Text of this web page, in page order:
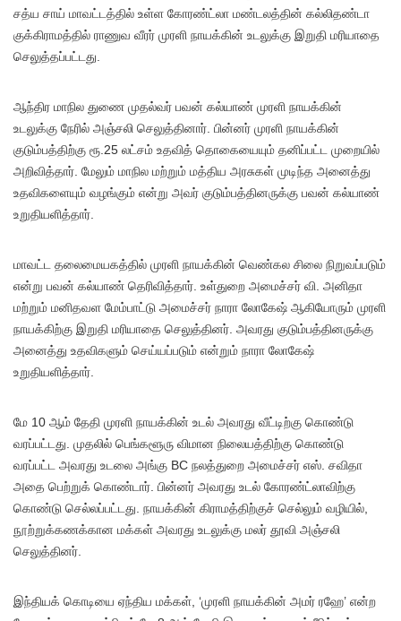
சத்ய சாய் மாவட்டத்தில் உள்ள கோரண்ட்லா மண்டலத்தின் கல்லிதண்டா
குக்கிராமத்தில் ராணுவ வீரர் முரளி நாயக்கின் உடலுக்கு இறுதி மரியாதை
செலுத்தப்பட்டது.
ஆந்திர மாநில துணை முதல்வர் பவன் கல்யாண் முரளி நாயக்கின்
உடலுக்கு நேரில் அஞ்சலி செலுத்தினார். பின்னர் முரளி நாயக்கின்
குடும்பத்திற்கு ரூ.25 லட்சம் உதவித் தொகையையும் தனிப்பட்ட முறையில்
அறிவித்தார். மேலும் மாநில மற்றும் மத்திய அரசுகள் முடிந்த அனைத்து
உதவிகளையும் வழங்கும் என்று அவர் குடும்பத்தினருக்கு பவன் கல்யாண்
உறுதியளித்தார்.
மாவட்ட தலைமையகத்தில் முரளி நாயக்கின் வெண்கல சிலை நிறுவப்படும்
என்று பவன் கல்யாண் தெரிவித்தார். உள்துறை அமைச்சர் வி. அனிதா
மற்றும் மனிதவள மேம்பாட்டு அமைச்சர் நாரா லோகேஷ் ஆகியோரும் முரளி
நாயக்கிற்கு இறுதி மரியாதை செலுத்தினர். அவரது குடும்பத்தினருக்கு
அனைத்து உதவிகளும் செய்யப்படும் என்றும் நாரா லோகேஷ்
உறுதியளித்தார்.
மே 10 ஆம் தேதி முரளி நாயக்கின் உடல் அவரது வீட்டிற்கு கொண்டு
வரப்பட்டது. முதலில் பெங்களூரு விமான நிலையத்திற்கு கொண்டு
வரப்பட்ட அவரது உடலை அங்கு BC நலத்துறை அமைச்சர் எஸ். சவிதா
அதை பெற்றுக் கொண்டார். பின்னர் அவரது உடல் கோரண்ட்லாவிற்கு
கொண்டு செல்லப்பட்டது. நாயக்கின் கிராமத்திற்குச் செல்லும் வழியில்,
நூற்றுக்கணக்கான மக்கள் அவரது உடலுக்கு மலர் தூவி அஞ்சலி
செலுத்தினர்.
இந்தியக் கொடியை ஏந்திய மக்கள், ‘முரளி நாயக்கின் அமர் ரஹே’ என்ற